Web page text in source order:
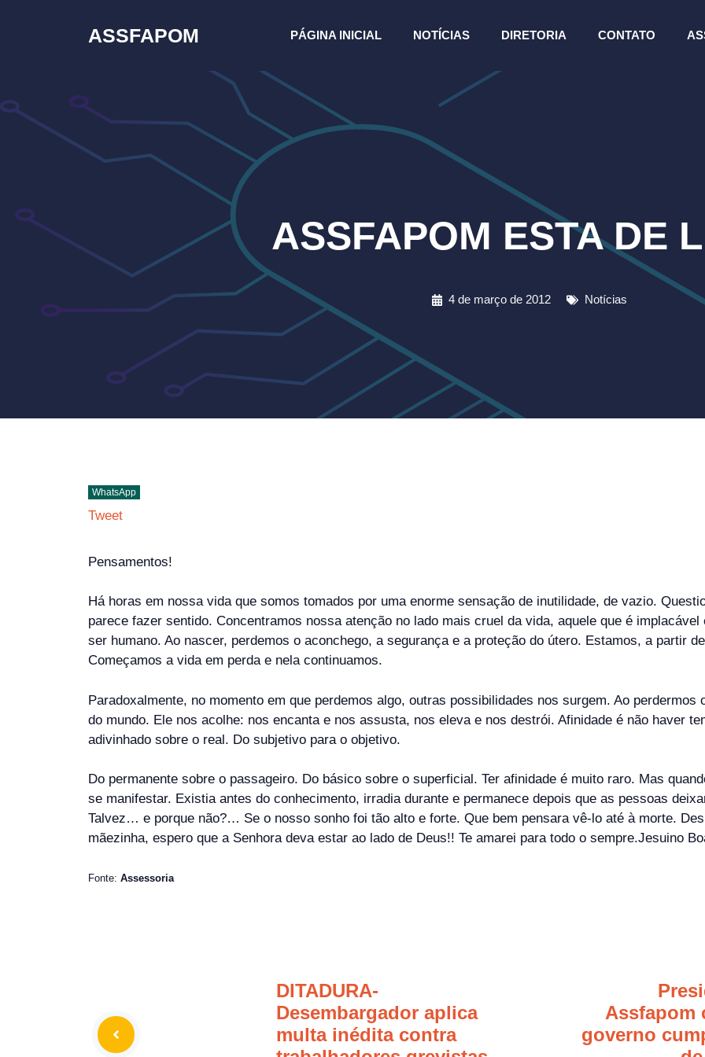
ASSFAPOM PÁGINA INICIAL NOTÍCIAS DIRETORIA CONTATO
ASSFAPOM ESTA DE
4 de março de 2012 Notícias
WhatsApp
Tweet
Pensamentos!
Há horas em nossa vida que somos tomados por uma enorme sensação de inutilidade, de vazio.
parece fazer sentido. Concentramos nossa atenção no lado mais cruel da vida, aquele que é
ser humano. Ao nascer, perdemos o aconchego, a segurança e a proteção do útero. Estamos, a partir
Começamos a vida em perda e nela continuamos.
Paradoxalmente, no momento em que perdemos algo, outras possibilidades nos surgem. Ao
do mundo. Ele nos acolhe: nos encanta e nos assusta, nos eleva e nos destrói. Afinidade é não haver
adivinhado sobre o real. Do subjetivo para o objetivo.
Do permanente sobre o passageiro. Do básico sobre o superficial. Ter afinidade é muito raro. Mas
se manifestar. Existia antes do conhecimento, irradia durante e permanece depois que as pessoas
Talvez… e porque não?… Se o nosso sonho foi tão alto e forte. Que bem pensara vê-lo até à morte.
mãezinha, espero que a Senhora deva estar ao lado de Deus!! Te amarei para todo o sempre.Jesuino
Fonte: Assessoria
DITADURA-
Desembargador aplica
multa inédita contra
Assfapom
governo